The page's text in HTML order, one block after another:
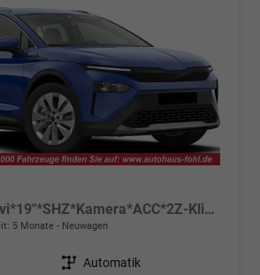
Selection 60 Navi*19"*SHZ*Kamera*ACC*2Z-Klimaauto*LED
5 Monate Neuwagen
Getriebe Automatik